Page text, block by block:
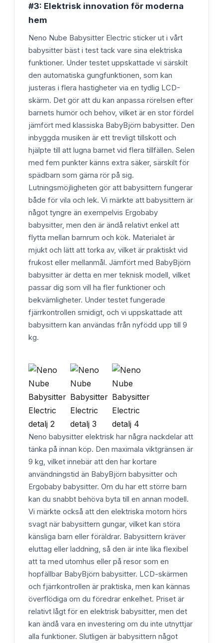
#3: Elektrisk innovation för moderna
hem
Neno Nube Babysitter Electric sticker ut i vårt
babysitter bäst i test tack vare sina elektriska
funktioner. Under testet uppskattade vi särskilt
den automatiska gungfunktionen, som kan
justeras i flera hastigheter via en tydlig LCD-
skärm. Det gör att du kan anpassa rörelsen efter
barnets humör och behov, vilket är en stor fördel
jämfört med klassiska BabyBjörn babysitter. Den
inbyggda musiken är ett trevligt tillskott och
hjälpte till att lugna barnet vid flera tillfällen. Selen
med fem punkter känns extra säker, särskilt för
spädbarn som gärna rör på sig.
Lutningsmöjligheten gör att babysittern fungerar
både för vila och lek. Vi märkte att babysittern är
något tyngre än exempelvis Ergobaby
babysitter, men den är ändå relativt enkel att
flytta mellan barnrum och kök. Materialet är
mjukt och lätt att torka av, vilket är praktiskt vid
frukost eller mellanmål. Jämfört med BabyBjörn
babysitter är detta en mer teknisk modell, vilket
passar dig som vill ha fler funktioner och
bekvämligheter. Under testet fungerade
fjärrkontrollen smidigt, och vi uppskattade att
babysittern kan användas från nyfödd upp till 9
kg.
Neno babysitter elektrisk har några nackdelar att
tänka på innan köp. Den maximala viktgränsen är
9 kg, vilket innebär att den har kortare
användningstid än BabyBjörn babysitter och
Ergobaby babysitter. Om du har ett större barn
kan du snabbt behöva byta till en annan modell.
Vi märkte också att den elektriska motorn hörs
svagt när babysittern gungar, vilket kan störa
känsliga barn eller föräldrar. Babysittern kräver
eluttag eller laddning, så den är inte lika flexibel
att ta med utomhus eller på resor som en
hopfällbar BabyBjörn babysitter. LCD-skärmen
och fjärrkontrollen är praktiska, men kan kännas
överflödiga om du föredrar enkelhet. Priset är
relativt lågt för en elektrisk babysitter, men det
kan ändå vara en investering om du inte utnyttjar
alla funktioner. Slutligen är babysittern något